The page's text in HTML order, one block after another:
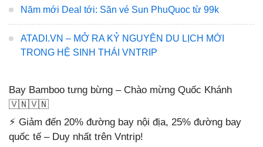
Năm mới Deal tới: Săn vé Sun PhuQuoc từ 99k
ATADI.VN – MỞ RA KỶ NGUYÊN DU LỊCH MỚI
TRONG HỆ SINH THÁI VNTRIP
Bay Bamboo tưng bừng – Chào mừng Quốc Khánh
🇻🇳🇻🇳
⚡️ Giảm đến 20% đường bay nội địa, 25% đường bay
quốc tế – Duy nhất trên Vntrip!